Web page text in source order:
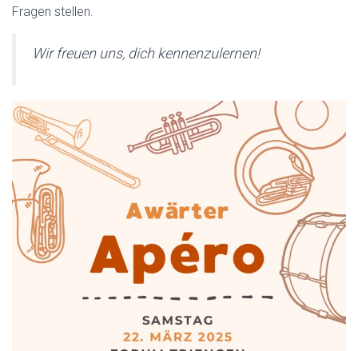
Fragen stellen.
Wir freuen uns, dich kennenzulernen!